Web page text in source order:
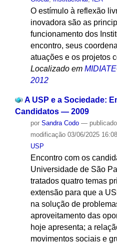
O estímulo à reflexão
inovadora são as
funcionamento dos
encontro, seus
atuações e os projetos
Localizado em
2012
A USP e a Sociedade:
Candidatos — 2009
por Sandra Codo — publicado
modificação03/06/2025 16:08
USP
Encontro com os
Universidade de São
tratados quatro temas
extensão para que a
na solução de
aproveitamento das
hoje apresenta; a
movimentos sociais e